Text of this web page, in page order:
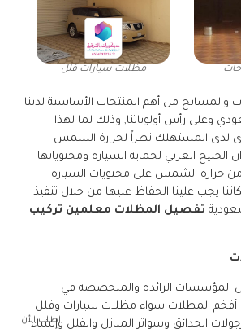
مظلات سيارات فلل
والمسابح من أهم المنتجات الأساسية لدينا
وعلى رأس أولوياتنا, وذلك لما لهذا
لدى المستهلك نظراً لحرارة الشمس
الخليج العربي لحماية السيارة ومحتوياتها
حرارة الشمس على محتويات السيارة
يجب علينا الحفاظ عليها من خلال تنفيذ
تفصيل المظلات معلمين تركيب
المؤسسات الرائدة والمتخصصة في
أفخم المظلات سواء مظلات سيارات وفلل
الحدائق وسواتر المنازل والفلل وإنشاء
اطلب الأن